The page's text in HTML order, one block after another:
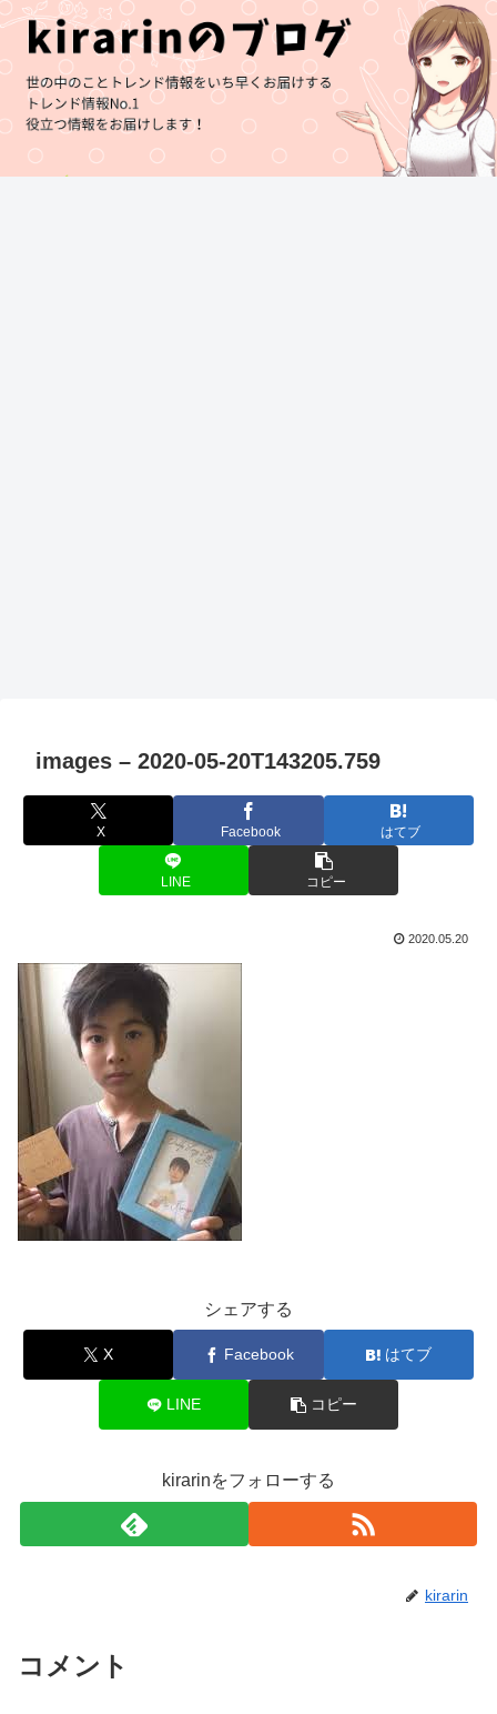
images – 2020-05-20T143205.759
X Facebook はてブ
LINE コピー
2020.05.20
シェアする
X Facebook はてブ
LINE コピー
kirarinをフォローする
kirarin
コメント